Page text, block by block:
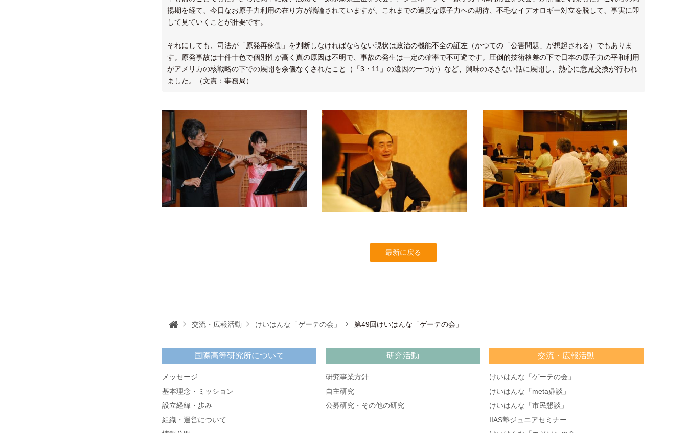
揚期を経て、今日なお原子力利用の在り方が議論されていますが、これまでの過度な原子力への期待、不毛なイデオロギー対立を脱して、事実に即
して見ていくことが肝要です。
それにしても、司法が「原発再稼働」を判断しなければならない現状は政治の機能不全の証左（かつての「公害問題」が想起される）でもありま
す。原発事故は十件十色で個別性が高く真の原因は不明で、事故の発生は一定の確率で不可避です。圧倒的技術格差の下で日本の原子力の平和利用
がアメリカの核戦略の下での展開を余儀なくされたこと（「3・11」の遠因の一つか）など、興味の尽きない話に展開し、熱心に意見交換が行われ
ました。（文責：事務局）
最新に戻る
交流・広報活動 けいはんな「ゲーテの会」 第49回けいはんな「ゲーテの会」
国際高等研究所について
メッセージ
基本理念・ミッション
設立経緯・歩み
組織・運営について
研究活動
研究事業方針
自主研究
公募研究・その他の研究
交流・広報活動
けいはんな「ゲーテの会」
けいはんな「meta鼎談」
けいはんな「市民懇談」
IIAS塾ジュニアセミナー